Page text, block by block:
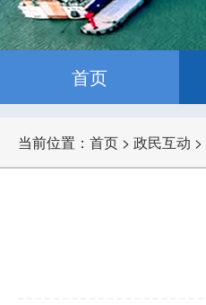
首页
当前位置： 首页 > 政民互动 >